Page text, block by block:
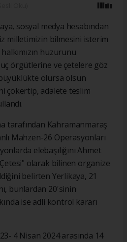
sosyal medya hesabından
milletimizin bilmesini isterim
huzurunu
örgütlerine ve çetelere göz
olursa olsun
çökertip, adalete teslim
tarafından Kahramanmaraş
Mahzen-26 Operasyonları
elebaşılığını Ahmet
Çetesi" olarak bilinen organize
belirten Yerlikaya, 21
bunlardan 20'sinin
ise adli kontrol kararı
4 Nisan 2024 arasında 14